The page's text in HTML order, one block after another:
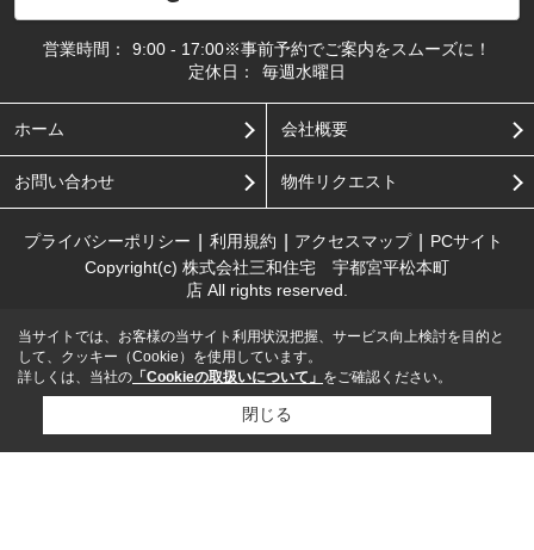
営業時間：
9:00 - 17:00※事前予約でご案内をスムーズに！
定休日：
毎週水曜日
ホーム 会社概要
お問い合わせ 物件リクエスト
プライバシーポリシー 利用規約 アクセスマップ
PCサイト
Copyright(c) 株式会社三和住宅 宇都宮平松本町
店 All rights reserved.
当サイトでは、お客様の当サイト利用状況把握、サービス向上検討を目的と
して、クッキー（Cookie）を使用しています。
詳しくは、当社の 「Cookieの取扱いについて」 をご確認ください。
閉じる